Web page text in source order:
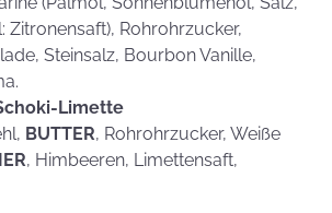
Zitronensaft), Rohrohrzucker,
Steinsalz, Bourbon Vanille,
Limette
BUTTER, Rohrohrzucker, Weiße
, Himbeeren, Limettensaft,